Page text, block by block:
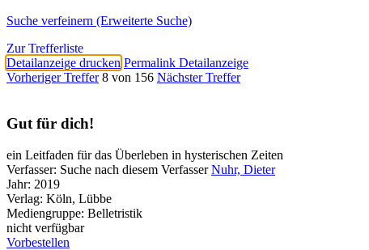
Suche verfeinern (Erweiterte Suche)
Zur Trefferliste
Detailanzeige drucken Permalink Detailanzeige
Vorheriger Treffer 8 von 156 Nächster Treffer
Gut für dich!
ein Leitfaden für das Überleben in hysterischen Zeiten
Verfasser: Suche nach diesem Verfasser Nuhr, Dieter
Jahr: 2019
Verlag: Köln, Lübbe
Mediengruppe: Belletristik
nicht verfügbar
Vorbestellen